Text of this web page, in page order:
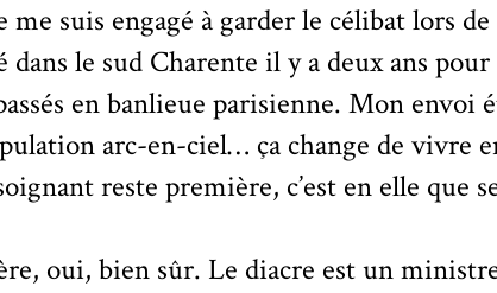
me suis engagé à garder le célibat lors
dans le sud Charente il y a deux ans
en banlieue parisienne. Mon envoi
arc-en-ciel… ça change de vivre
reste première, c’est en elle que
oui, bien sûr. Le diacre est un